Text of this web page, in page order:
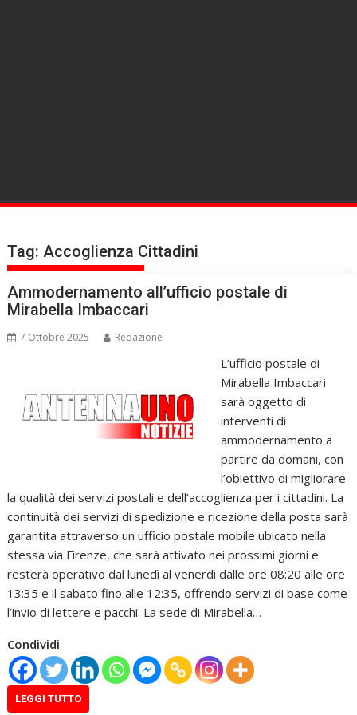
Tag: Accoglienza Cittadini
Ammodernamento all’ufficio postale di
Mirabella Imbaccari
7 Ottobre 2025 Redazione
L’ufficio postale di
Mirabella Imbaccari
sarà oggetto di
interventi di
ammodernamento a
partire da domani, con
l’obiettivo di migliorare
la qualità dei servizi postali e dell’accoglienza per i cittadini. La
continuità dei servizi di spedizione e ricezione della posta sarà
garantita attraverso un ufficio postale mobile ubicato nella
stessa via Firenze, che sarà attivato nei prossimi giorni e
resterà operativo dal lunedì al venerdì dalle ore 08:20 alle ore
13:35 e il sabato fino alle 12:35, offrendo servizi di base come
l’invio di lettere e pacchi. La sede di Mirabella…
Condividi
LEGGI TUTTO